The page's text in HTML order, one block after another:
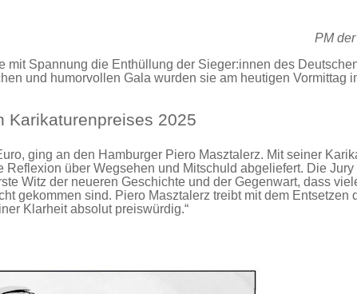
PM
mit Spannung die Enthüllung der Sieger:innen des
und humorvollen Gala wurden sie am heutigen Vormittag
Karikaturenpreises 2025
ging an den Hamburger Piero Masztalerz. Mit seiner
Reflexion über Wegsehen und Mitschuld abgeliefert. Die
Witz der neueren Geschichte und der Gegenwart, dass
gekommen sind. Piero Masztalerz treibt mit dem Entsetzen
Klarheit absolut preiswürdig.“